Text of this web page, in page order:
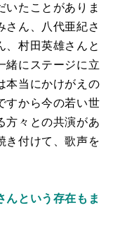
いたことがありま
さん、八代亜紀さ
、村田英雄さんと
緒にステージに立
本当にかけがえの
すから今の若い世
方々との共演があ
き付けて、歌声を
という存在もま